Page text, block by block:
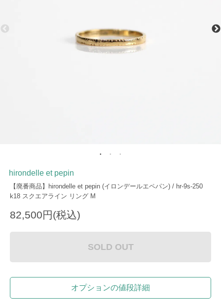
hirondelle et pepin
【廃番商品】hirondelle et pepin (イロンデールエペパン) / hr-9s-250
k18 スクエアライン リング M
82,500円(税込)
SOLD OUT
オプションの値段詳細